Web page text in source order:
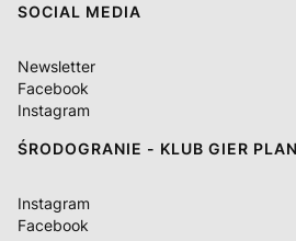
SOCIAL MEDIA
Newsletter
Facebook
Instagram
ŚRODOGRANIE - KLUB GIER
Instagram
Facebook